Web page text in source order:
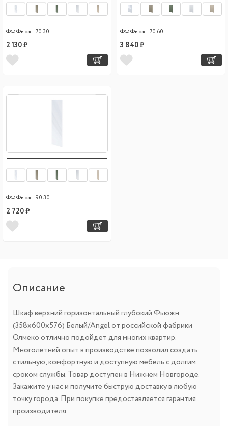
ФФ Фьюжн 70.30
2 130 ₽
ФФ Фьюжн 70.60
3 840 ₽
ФФ Фьюжн 90.30
2 720 ₽
Описание
Шкаф верхний горизонтальный глубокий Фьюжн
(358х600х576) Белый/Angel от российской фабрики
Олмеко отлично подойдет для многих квартир.
Многолетний опыт в производстве позволил создать
стильную, комфортную и доступную мебель с долгим
сроком службы. Товар доступен в Нижнем Новгороде.
Закажите у нас и получите быструю доставку в любую
точку города. При покупке предоставляется гарантия
производителя.